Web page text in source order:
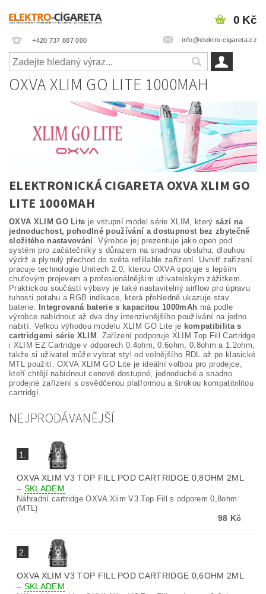
+420 737 887 000 info@elektro-cigareta.cz
0 Kč
OXVA XLIM GO LITE 1000MAH
ELEKTRONICKÁ CIGARETA OXVA XLIM GO
LITE 1000MAH
OXVA XLIM GO Lite je vstupní model série XLIM, který sází na
jednoduchost, pohodlné používání a dostupnost bez zbytečně
složitého nastavování
. Výrobce jej prezentuje jako open pod
systém pro začátečníky s důrazem na snadnou obsluhu, dlouhou
výdrž a plynulý přechod do světa refillable zařízení. Uvnitř zařízení
pracuje technologie Unitech 2.0, kterou OXVA spojuje s lepším
chuťovým projevem a profesionálnějším uživatelským zážitkem.
Praktickou součástí výbavy je také nastavitelný airflow pro úpravu
tuhosti potahu a RGB indikace, která přehledně ukazuje stav
baterie.
Integrovaná baterie s kapacitou 1000mAh má podle
výrobce nabídnout až dva dny intenzivnějšího používání na jedno
nabití. Velkou výhodou modelu XLIM GO Lite je kompatibilita s
cartridgemi série XLIM
. Zařízení podporuje XLIM Top Fill Cartridge
i XLIM EZ Cartridge v odporech 0.4ohm, 0.6ohm, 0.8ohm a 1.2ohm,
takže si uživatel může vybrat styl od volnějšího RDL až po klasické
MTL použití. OXVA XLIM GO Lite je ideální volbou pro prodejce,
kteří chtějí nabídnout cenově dostupné, jednoduché a snadno
prodejné zařízení s osvědčenou platformou a širokou kompatibilitou
cartridgí.
NEJPRODÁVANĚJŠÍ
1.
OXVA XLIM V3 TOP FILL POD CARTRIDGE 0,8OHM 2ML
– SKLADEM
Náhradní cartridge OXVA Xlim V3 Top Fill s odporem 0,8ohm
(MTL)
98 Kč
2.
OXVA XLIM V3 TOP FILL POD CARTRIDGE 0,6OHM 2ML
– SKLADEM